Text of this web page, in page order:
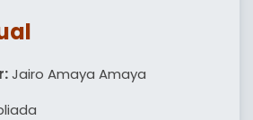
Jairo Amaya Amaya